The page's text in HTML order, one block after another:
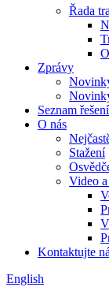
Řada
Zprávy
Seznam řešení
O nás
Stažení
Video
Kontaktujte
English